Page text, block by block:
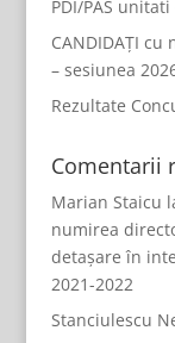
PDI/PAS
CANDIDAȚI
– sesiunea
Rezultate
Comentarii
Marian Staicu
numirea
detașare în
2021-2022
Stanciulescu